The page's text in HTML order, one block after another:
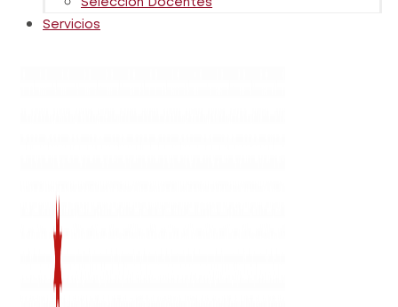
Selección Docentes
Servicios